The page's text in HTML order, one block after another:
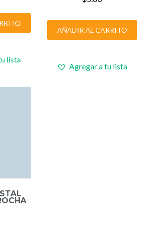
lista
AÑADIR AL CARRITO
Agregar a tu lista